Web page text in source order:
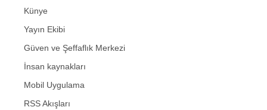
Künye
Yayın Ekibi
Güven ve Şeffaflık Merkezi
İnsan kaynakları
Mobil Uygulama
RSS Akışları